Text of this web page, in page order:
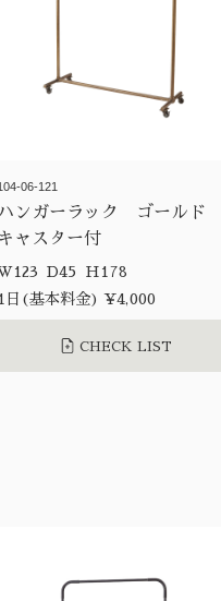
06-121
ハンガーラック ゴールド
キャスター付
W123 D45 H178
1日(基本料金) ¥4,000
CHECK LIST